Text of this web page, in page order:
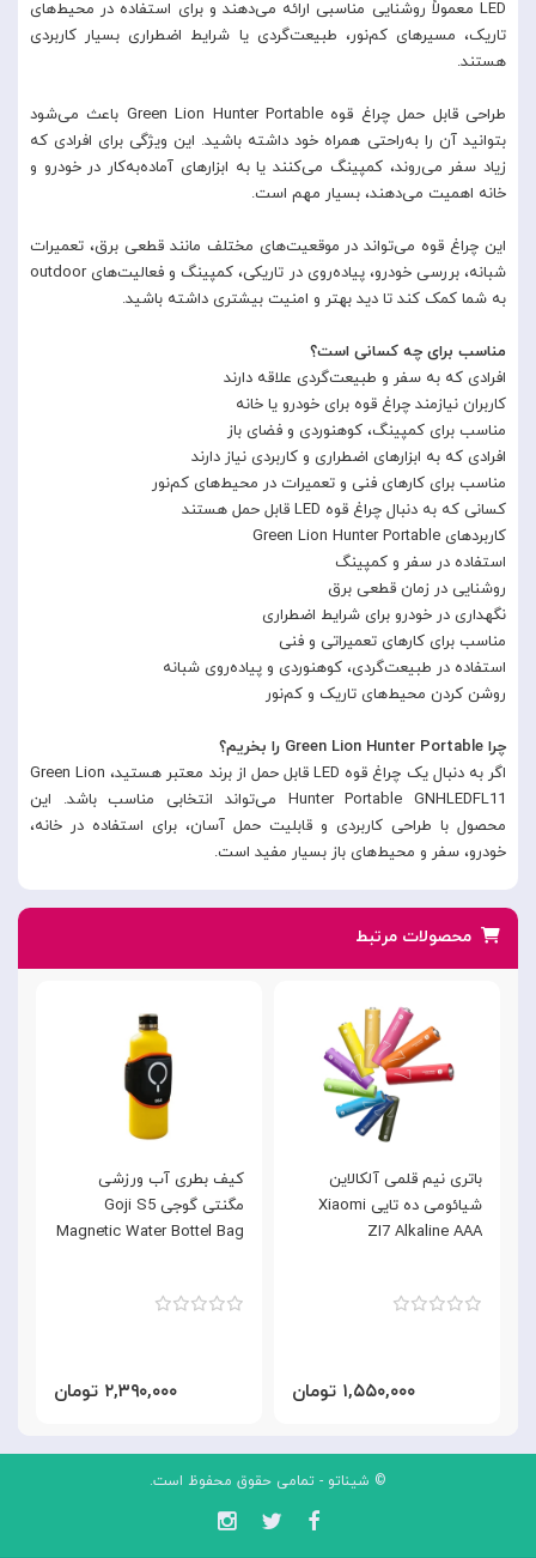
LED معمولاً روشنایی مناسبی ارائه می‌دهند و برای استفاده در محیط‌های
تاریک، مسیرهای کم‌نور، طبیعت‌گردی یا شرایط اضطراری بسیار کاربردی
هستند.
طراحی قابل حمل چراغ قوه Green Lion Hunter Portable باعث می‌شود
بتوانید آن را به‌راحتی همراه خود داشته باشید. این ویژگی برای افرادی که
زیاد سفر می‌روند، کمپینگ می‌کنند یا به ابزارهای آماده‌به‌کار در خودرو و
خانه اهمیت می‌دهند، بسیار مهم است.
این چراغ قوه می‌تواند در موقعیت‌های مختلف مانند قطعی برق، تعمیرات
شبانه، بررسی خودرو، پیاده‌روی در تاریکی، کمپینگ و فعالیت‌های outdoor
به شما کمک کند تا دید بهتر و امنیت بیشتری داشته باشید.
مناسب برای چه کسانی است؟
افرادی که به سفر و طبیعت‌گردی علاقه دارند
کاربران نیازمند چراغ قوه برای خودرو یا خانه
مناسب برای کمپینگ، کوهنوردی و فضای باز
افرادی که به ابزارهای اضطراری و کاربردی نیاز دارند
مناسب برای کارهای فنی و تعمیرات در محیط‌های کم‌نور
کسانی که به دنبال چراغ قوه LED قابل حمل هستند
کاربردهای Green Lion Hunter Portable
استفاده در سفر و کمپینگ
روشنایی در زمان قطعی برق
نگهداری در خودرو برای شرایط اضطراری
مناسب برای کارهای تعمیراتی و فنی
استفاده در طبیعت‌گردی، کوهنوردی و پیاده‌روی شبانه
روشن کردن محیط‌های تاریک و کم‌نور
چرا Green Lion Hunter Portable را بخریم؟
اگر به دنبال یک چراغ قوه LED قابل حمل از برند معتبر هستید، Green Lion
Hunter Portable GNHLEDFL11 می‌تواند انتخابی مناسب باشد. این
محصول با طراحی کاربردی و قابلیت حمل آسان، برای استفاده در خانه،
خودرو، سفر و محیط‌های باز بسیار مفید است.
محصولات مرتبط
کیف بطری آب ورزشی
مگنتی گوجی Goji S5
Magnetic Water Bottel Bag
۲,۳۹۰,۰۰۰ تومان
باتری نیم قلمی آلکالاین
شیائومی ده تایی Xiaomi
ZI7 Alkaline AAA
۱,۵۵۰,۰۰۰ تومان
© شیناتو - تمامی حقوق محفوظ است.